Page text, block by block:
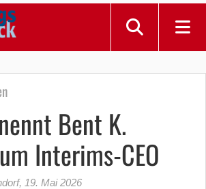
Bent K.
Interims-CEO
, 19. Mai 2026